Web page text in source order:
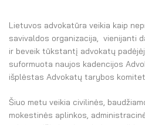
Lietuvos advokatūra veikia kaip
savivaldos organizacija, vienijanti
ir beveik tūkstantį advokatų
suformuota naujos kadencijos
išplėstas Advokatų tarybos
Šiuo metu veikia civilinės,
mokestinės aplinkos,